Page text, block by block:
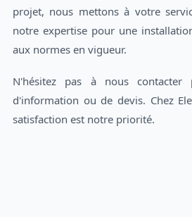
projet, nous mettons à votre
notre expertise pour une
aux normes en vigueur.
N'hésitez pas à nous contacter
d'information ou de devis. Chez
satisfaction est notre priorité.